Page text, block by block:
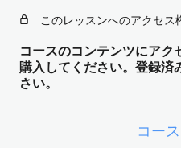
"take"のコアイメージを学
このレッスンへのアクセス
コースのコンテンツにアク
購入してください。登録済
さい。
コー